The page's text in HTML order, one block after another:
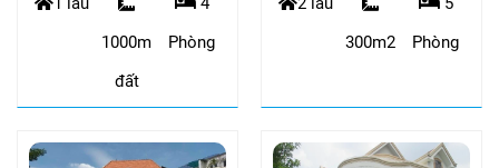
1000m
đất
Phòng
300m2
Phòng